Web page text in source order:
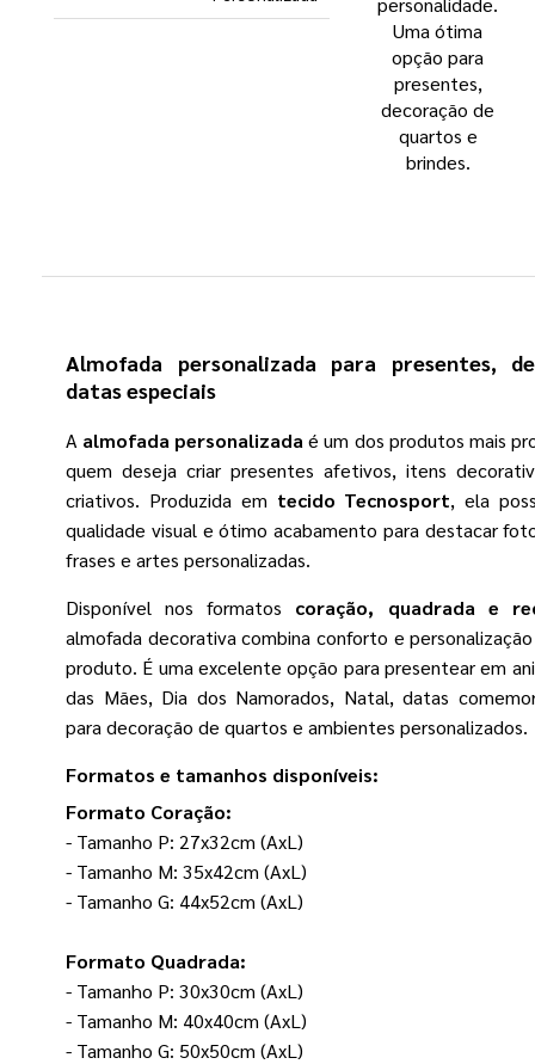
Uma ótima
opção para
presentes,
decoração de
quartos e
brindes.
Almofada personalizada para presentes,
datas especiais
A almofada personalizada é um dos produtos mais
quem deseja criar presentes afetivos, itens
criativos. Produzida em tecido Tecnosport, ela
qualidade visual e ótimo acabamento para destacar
frases e artes personalizadas.
Disponível nos formatos coração, quadrada e
almofada decorativa combina conforto e
produto. É uma excelente opção para presentear em
das Mães, Dia dos Namorados, Natal, datas
para decoração de quartos e ambientes personalizados.
Formatos e tamanhos disponíveis:
Formato Coração:
- Tamanho P: 27x32cm (AxL)
- Tamanho M: 35x42cm (AxL)
- Tamanho G: 44x52cm (AxL)
Formato Quadrada:
- Tamanho P: 30x30cm (AxL)
- Tamanho M: 40x40cm (AxL)
- Tamanho G: 50x50cm (AxL)